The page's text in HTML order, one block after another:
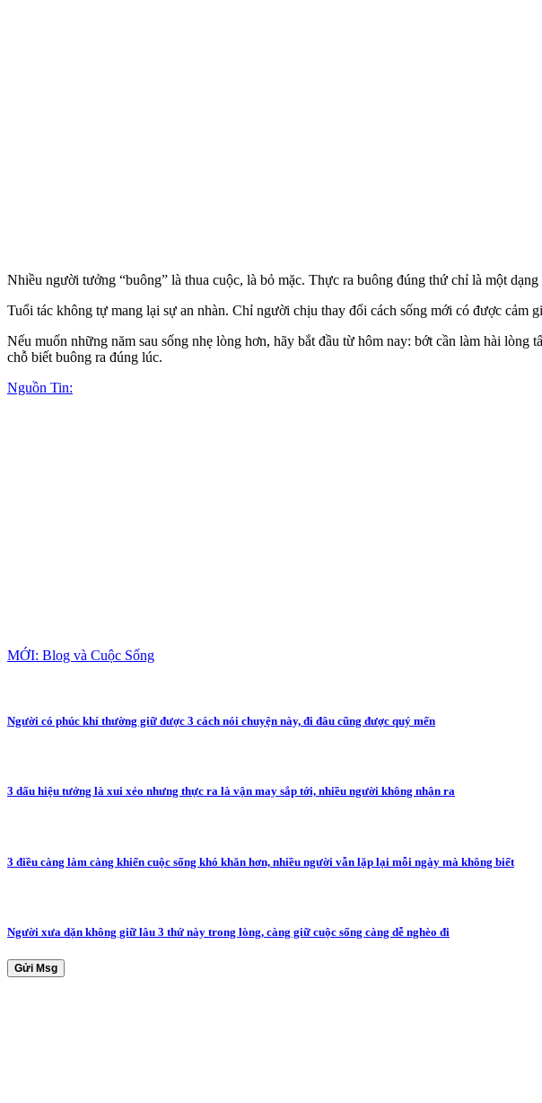
Nhiều người tưởng “buông” là thua cuộc, là bỏ mặc. Thực ra buông đúng thứ chỉ là một
Tuổi tác không tự mang lại sự an nhàn. Chỉ người chịu thay đổi cách sống mới có được
Nếu muốn những năm sau sống nhẹ lòng hơn, hãy bắt đầu từ hôm nay: bớt cần làm hài
chỗ biết buông ra đúng lúc.
Nguồn Tin:
MỚI: Blog và Cuộc Sống
Người có phúc khí thường giữ được 3 cách nói chuyện này, đi đâu cũng được quý mến
3 dấu hiệu tưởng là xui xẻo nhưng thực ra là vận may sắp tới, nhiều người không nhận ra
3 điều càng làm càng khiến cuộc sống khó khăn hơn, nhiều người vẫn lặp lại mỗi ngày mà không biết
Người xưa dặn không giữ lâu 3 thứ này trong lòng, càng giữ cuộc sống càng dễ nghèo đi
Gửi Msg